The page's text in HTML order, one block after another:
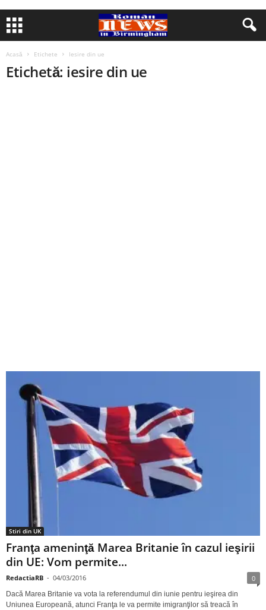
Acasă Etichete Iesire din ue
Etichetă: iesire din ue
Stiri din UK
Franţa ameninţă Marea Britanie în cazul ieşirii
din UE: Vom permite...
RedactiaRB - 04/03/2016 0
Dacă Marea Britanie va vota la referendumul din iunie pentru ieşirea din
Uniunea Europeană, atunci Franţa le va permite imigranţilor să treacă în